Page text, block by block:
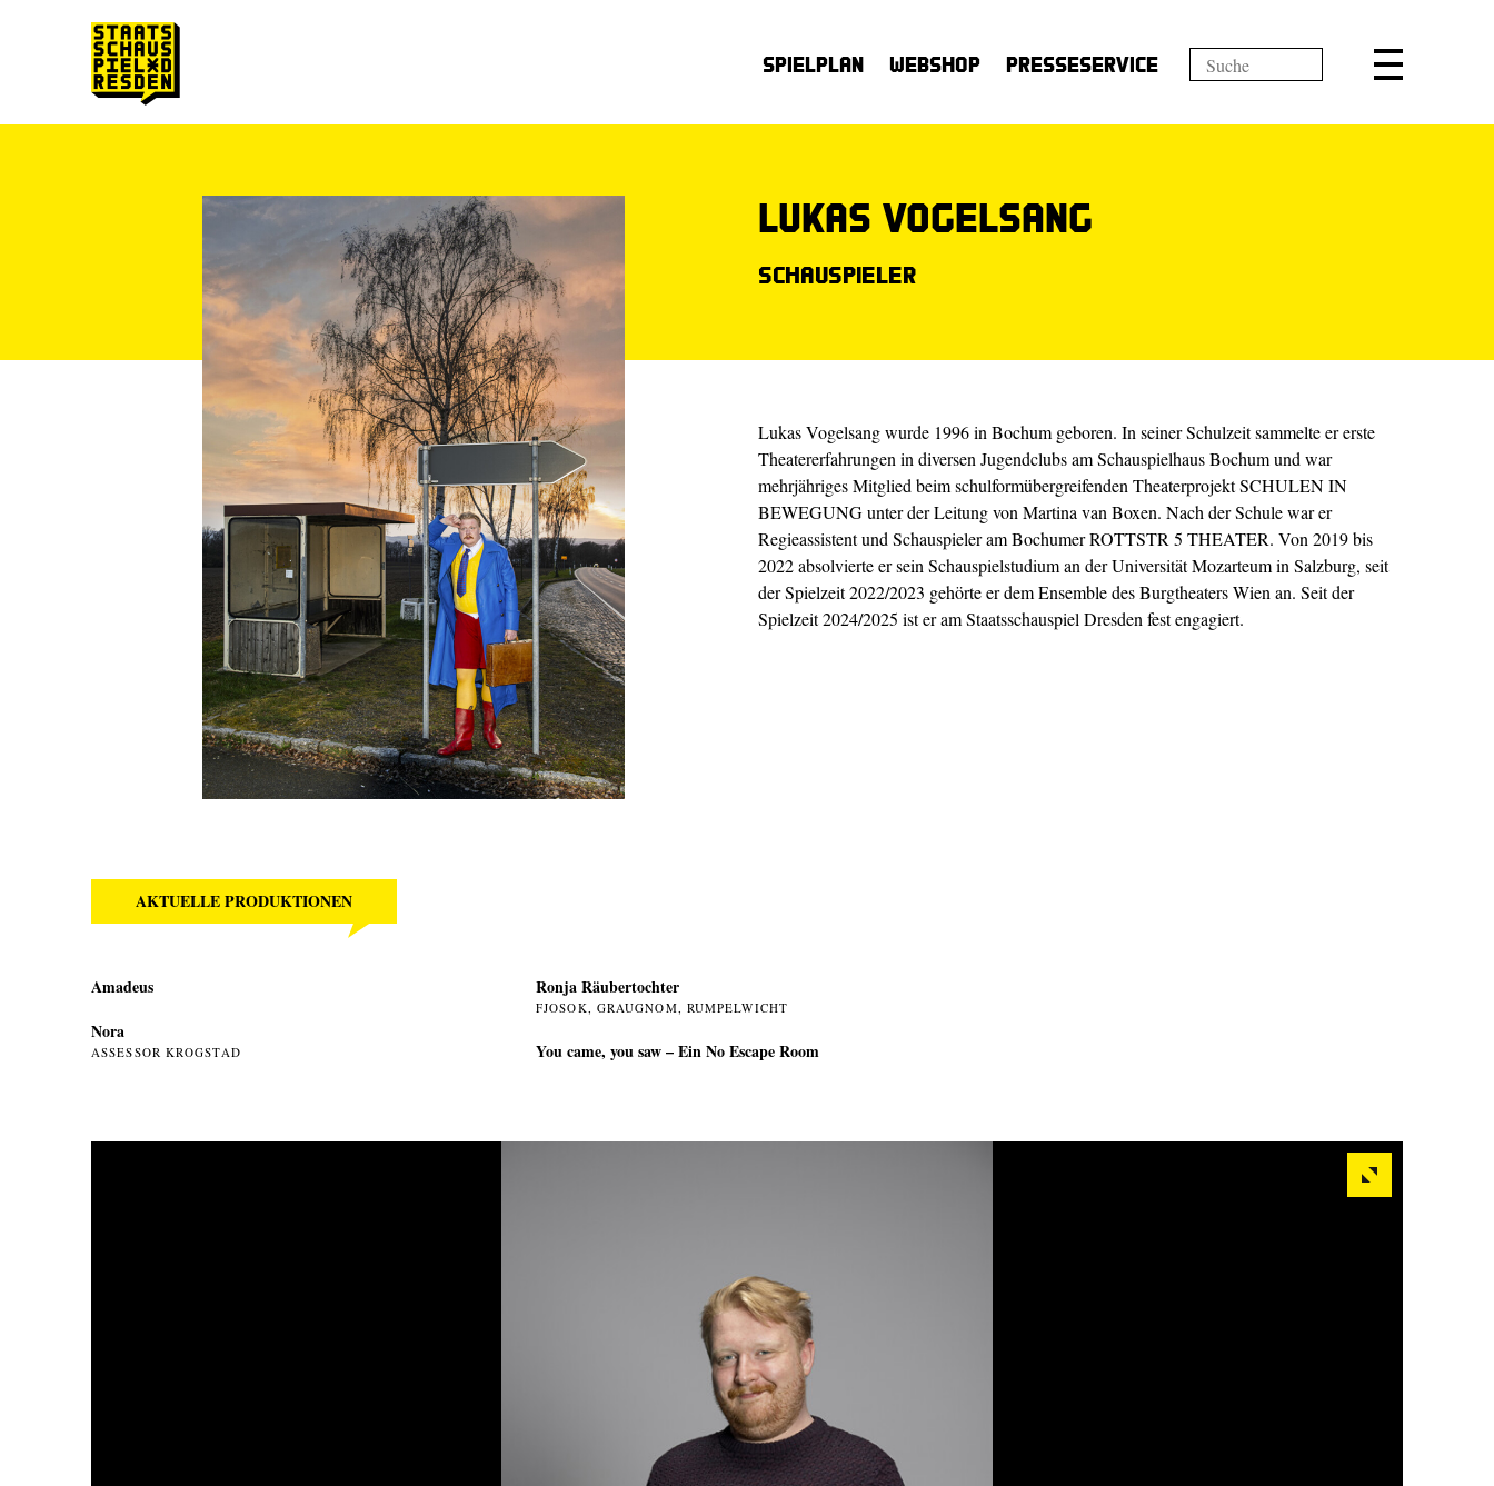
Spielplan Webshop Presseservice
Lukas Vogelsang
Schauspieler
Lukas Vogelsang wurde 1996 in Bochum geboren. In seiner Schulzeit sammelte er erste
Theatererfahrungen in diversen Jugendclubs am Schauspielhaus Bochum und war
mehrjähriges Mitglied beim schulformübergreifenden Theaterprojekt SCHULEN IN
BEWEGUNG unter der Leitung von Martina van Boxen. Nach der Schule war er
Regieassistent und Schauspieler am Bochumer ROTTSTR 5 THEATER. Von 2019 bis
2022 absolvierte er sein Schauspielstudium an der Universität Mozarteum in Salzburg, seit
der Spielzeit 2022/2023 gehörte er dem Ensemble des Burgtheaters Wien an. Seit der
Spielzeit 2024/2025 ist er am Staatsschauspiel Dresden fest engagiert.
AKTUELLE PRODUKTIONEN
Amadeus
Nora
ASSESSOR KROGSTAD
Ronja Räubertochter
FJOSOK, GRAUGNOM, RUMPELWICHT
You came, you saw – Ein No Escape Room